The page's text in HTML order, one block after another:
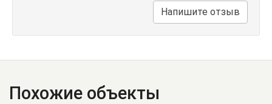
Напишите отзыв
Похожие объекты